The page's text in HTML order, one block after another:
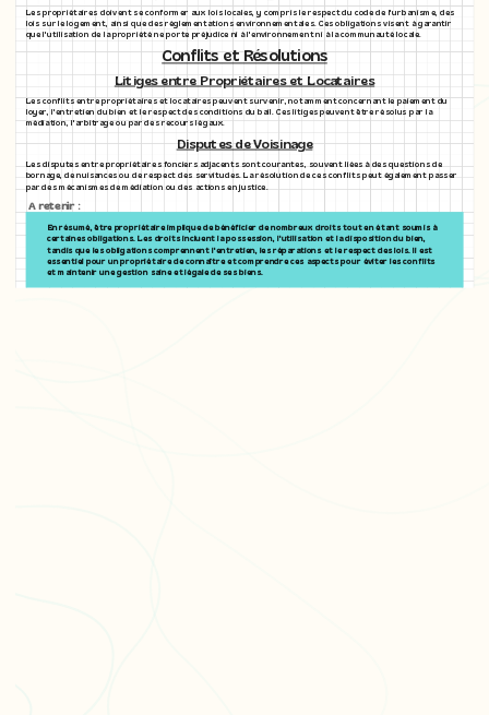
Les propriétaires doivent se conformer aux lois locales, y compris le respect du code de l'urbanisme, des
lois sur le logement, ainsi que des réglementations environnementales. Ces obligations visent à garantir
que l'utilisation de la propriété ne porte préjudice ni à l'environnement ni à la communauté locale.
Conflits et Résolutions
Litiges entre Propriétaires et Locataires
Les conflits entre propriétaires et locataires peuvent survenir, notamment concernant le paiement du
loyer, l'entretien du bien et le respect des conditions du bail. Ces litiges peuvent être résolus par la
médiation, l'arbitrage ou par des recours légaux.
Disputes de Voisinage
Les disputes entre propriétaires fonciers adjacents sont courantes, souvent liées à des questions de
bornage, de nuisances ou de respect des servitudes. La résolution de ces conflits peut également passer
par des mécanismes de médiation ou des actions en justice.
A retenir :
En résumé, être propriétaire implique de bénéficier de nombreux droits tout en étant soumis à
certaines obligations. Les droits incluent la possession, l'utilisation et la disposition du bien,
tandis que les obligations comprennent l'entretien, les réparations et le respect des lois. Il est
essentiel pour un propriétaire de connaître et comprendre ces aspects pour éviter les conflits
et maintenir une gestion saine et légale de ses biens.